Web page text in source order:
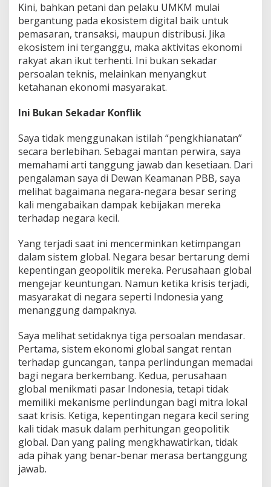
Kini, bahkan petani dan pelaku UMKM mulai
bergantung pada ekosistem digital baik untuk
pemasaran, transaksi, maupun distribusi. Jika
ekosistem ini terganggu, maka aktivitas ekonomi
rakyat akan ikut terhenti. Ini bukan sekadar
persoalan teknis, melainkan menyangkut
ketahanan ekonomi masyarakat.
Ini Bukan Sekadar Konflik
Saya tidak menggunakan istilah “pengkhianatan”
secara berlebihan. Sebagai mantan perwira, saya
memahami arti tanggung jawab dan kesetiaan. Dari
pengalaman saya di Dewan Keamanan PBB, saya
melihat bagaimana negara-negara besar sering
kali mengabaikan dampak kebijakan mereka
terhadap negara kecil.
Yang terjadi saat ini mencerminkan ketimpangan
dalam sistem global. Negara besar bertarung demi
kepentingan geopolitik mereka. Perusahaan global
mengejar keuntungan. Namun ketika krisis terjadi,
masyarakat di negara seperti Indonesia yang
menanggung dampaknya.
Saya melihat setidaknya tiga persoalan mendasar.
Pertama, sistem ekonomi global sangat rentan
terhadap guncangan, tanpa perlindungan memadai
bagi negara berkembang. Kedua, perusahaan
global menikmati pasar Indonesia, tetapi tidak
memiliki mekanisme perlindungan bagi mitra lokal
saat krisis. Ketiga, kepentingan negara kecil sering
kali tidak masuk dalam perhitungan geopolitik
global. Dan yang paling mengkhawatirkan, tidak
ada pihak yang benar-benar merasa bertanggung
jawab.